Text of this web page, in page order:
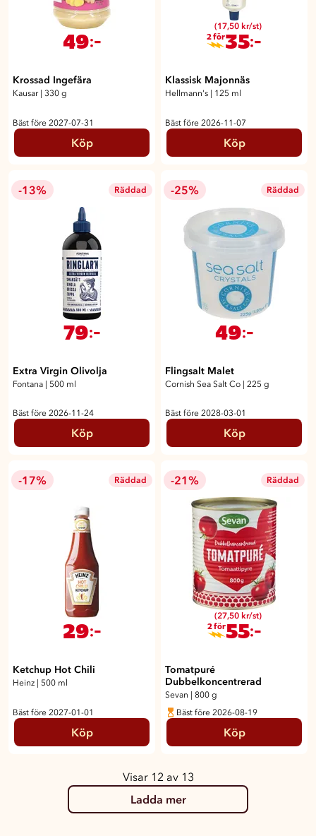
49:-
Krossad Ingefära
Kausar 330 g
Bäst före 2027-07-31
Köp
(17,50 kr/st)
2 för35:-
Klassisk Majonnäs
Hellmann's 125 ml
Bäst före 2026-11-07
Köp
-13% Räddad
79:-
Extra Virgin Olivolja
Fontana | 500 ml
Bäst före 2026-11-24
Köp
-25% Räddad
49:-
Flingsalt Malet
Cornish Sea Salt Co | 225 g
Bäst före 2028-03-01
Köp
-17% Räddad
29:-
Ketchup Hot Chili
Heinz 500 ml
Bäst före 2027-01-01
Köp
-21% Räddad
(27,50 kr/st)
2 för55:-
Tomatpuré
Dubbelkoncentrerad
Sevan
800 g
Bäst före 2026-08-19
Köp
Visar 12 av 13
Ladda mer